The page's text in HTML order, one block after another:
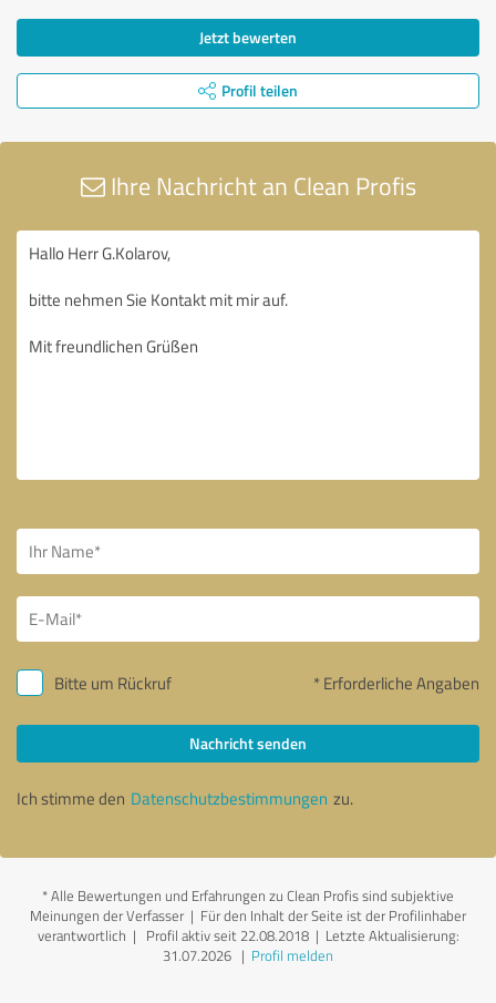
Jetzt bewerten
Profil teilen
Ihre Nachricht an Clean Profis
Bitte um Rückruf * Erforderliche Angaben
Nachricht senden
Ich stimme den Datenschutzbestimmungen zu.
*Alle Bewertungen und Erfahrungen zu Clean Profis sind subjektive
Meinungen der Verfasser | Für den Inhalt der Seite ist der Profilinhaber
verantwortlich | Profil aktiv seit 22.08.2018 | Letzte Aktualisierung:
31.07.2026 | Profil melden